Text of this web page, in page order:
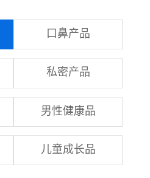
口鼻产品
私密产品
男性健康品
儿童成长品